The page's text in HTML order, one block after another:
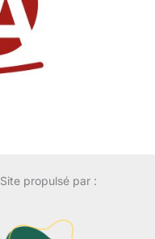
Site propulsé par :